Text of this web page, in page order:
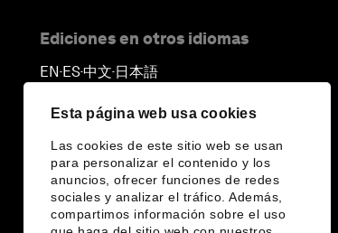
Esta página web usa cookies
Las cookies de este sitio web se usan
para personalizar el contenido y los
anuncios, ofrecer funciones de redes
sociales y analizar el tráfico. Además,
compartimos información sobre el uso
Ediciones en otros idiomas
EN ▪ES▪中文▪ 日本語